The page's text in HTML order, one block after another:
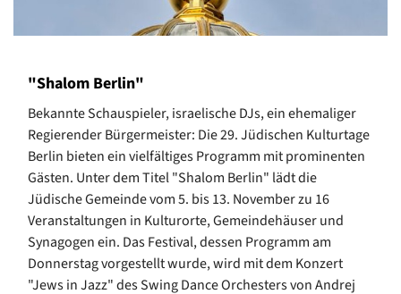
"Shalom Berlin"
Bekannte Schauspieler, israelische DJs, ein ehemaliger
Regierender Bürgermeister: Die 29. Jüdischen Kulturtage
Berlin bieten ein vielfältiges Programm mit prominenten
Gästen. Unter dem Titel "Shalom Berlin" lädt die
Jüdische Gemeinde vom 5. bis 13. November zu 16
Veranstaltungen in Kulturorte, Gemeindehäuser und
Synagogen ein. Das Festival, dessen Programm am
Donnerstag vorgestellt wurde, wird mit dem Konzert
"Jews in Jazz" des Swing Dance Orchesters von Andrej